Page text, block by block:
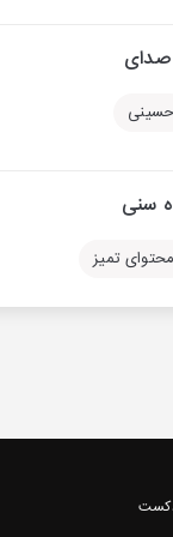
صدای
حسینی
سنی
محتوای تمیز